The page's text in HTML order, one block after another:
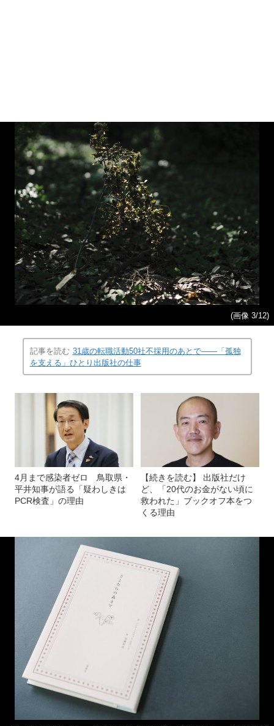
(画像 3/12)
記事を読む 31歳の転職活動50社不採用のあとで――「孤独
を支える」ひとり出版社の仕事
4月まで感染者ゼロ 鳥取県・
平井知事が語る「疑わしきは
PCR検査」の理由
【続きを読む】 出版社だけ
ど、「20代のお金がない頃に
救われた」ブックオフ本をつ
くる理由